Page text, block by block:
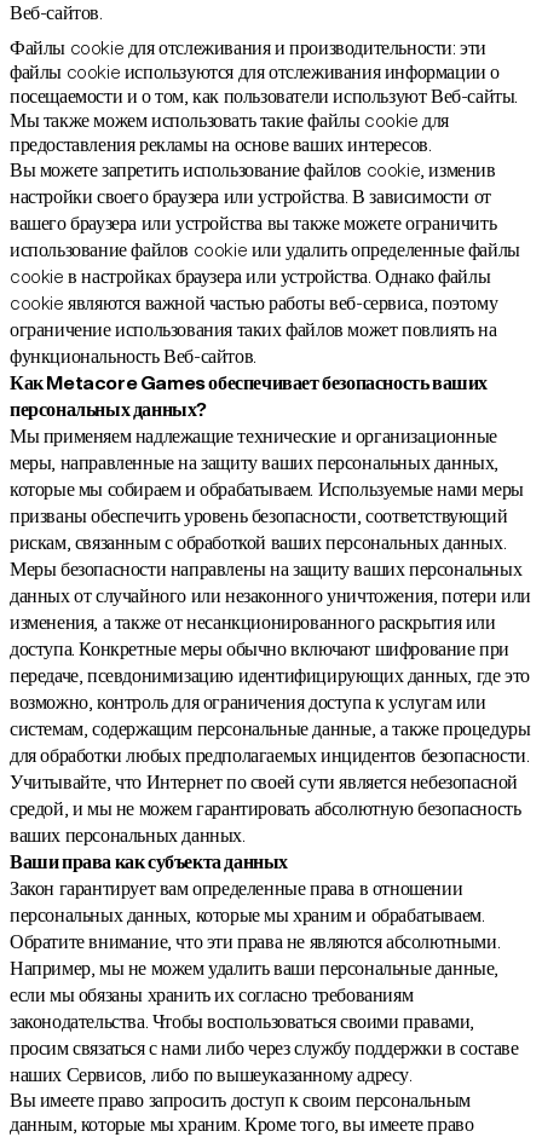
Веб-сайтов.
Файлы cookie для отслеживания и производительности: эти
файлы cookie используются для отслеживания информации о
посещаемости и о том, как пользователи используют Веб-сайты.
Мы также можем использовать такие файлы cookie для
предоставления рекламы на основе ваших интересов.
Вы можете запретить использование файлов cookie, изменив
настройки своего браузера или устройства. В зависимости от
вашего браузера или устройства вы также можете ограничить
использование файлов cookie или удалить определенные файлы
cookie в настройках браузера или устройства. Однако файлы
cookie являются важной частью работы веб-сервиса, поэтому
ограничение использования таких файлов может повлиять на
функциональность Веб-сайтов.
Как Metacore Games обеспечивает безопасность ваших
персональных данных?
Мы применяем надлежащие технические и организационные
меры, направленные на защиту ваших персональных данных,
которые мы собираем и обрабатываем. Используемые нами меры
призваны обеспечить уровень безопасности, соответствующий
рискам, связанным с обработкой ваших персональных данных.
Меры безопасности направлены на защиту ваших персональных
данных от случайного или незаконного уничтожения, потери или
изменения, а также от несанкционированного раскрытия или
доступа. Конкретные меры обычно включают шифрование при
передаче, псевдонимизацию идентифицирующих данных, где это
возможно, контроль для ограничения доступа к услугам или
системам, содержащим персональные данные, а также процедуры
для обработки любых предполагаемых инцидентов безопасности.
Учитывайте, что Интернет по своей сути является небезопасной
средой, и мы не можем гарантировать абсолютную безопасность
ваших персональных данных.
Ваши права как субъекта данных
Закон гарантирует вам определенные права в отношении
персональных данных, которые мы храним и обрабатываем.
Обратите внимание, что эти права не являются абсолютными.
Например, мы не можем удалить ваши персональные данные,
если мы обязаны хранить их согласно требованиям
законодательства. Чтобы воспользоваться своими правами,
просим связаться с нами либо через службу поддержки в составе
наших Сервисов, либо по вышеуказанному адресу.
Вы имеете право запросить доступ к своим персональным
данным, которые мы храним. Кроме того, вы имеете право